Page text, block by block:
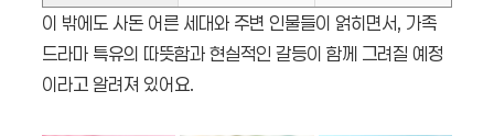
이 밖에도 사돈 어른 세대와 주변 인물들이 얽히면서, 가족
드라마 특유의 따뜻함과 현실적인 갈등이 함께 그려질 예정
이라고 알려져 있어요.